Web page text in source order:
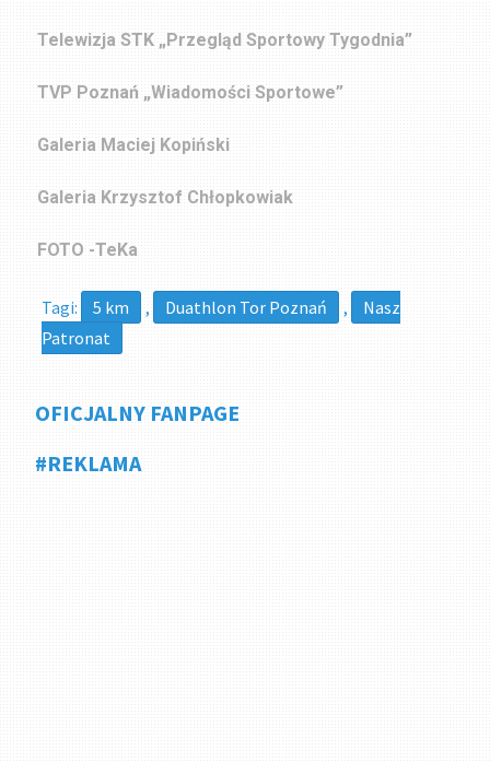
Telewizja STK „Przegląd Sportowy Tygodnia”
TVP Poznań „Wiadomości Sportowe”
Galeria Maciej Kopiński
Galeria Krzysztof Chłopkowiak
FOTO -TeKa
Tagi: 5 km , Duathlon Tor Poznań ,
Nasz
Patronat
OFICJALNY FANPAGE
#REKLAMA